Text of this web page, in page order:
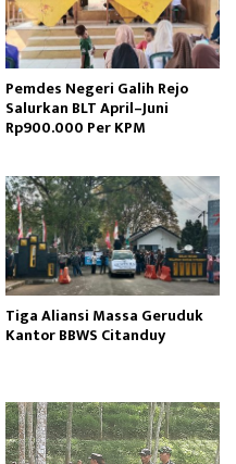
Pemdes Negeri Galih Rejo
Salurkan BLT April–Juni
Rp900.000 Per KPM
Tiga Aliansi Massa Geruduk
Kantor BBWS Citanduy